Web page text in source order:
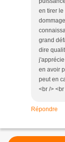
en tirer le
grand
dire
en avoir
peut en
<br /> <br
Répondre